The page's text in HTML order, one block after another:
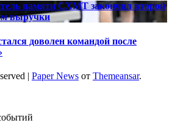
памяти CXMT закончил второй
выручки
доволен командой после
| Paper News от Themeansar.